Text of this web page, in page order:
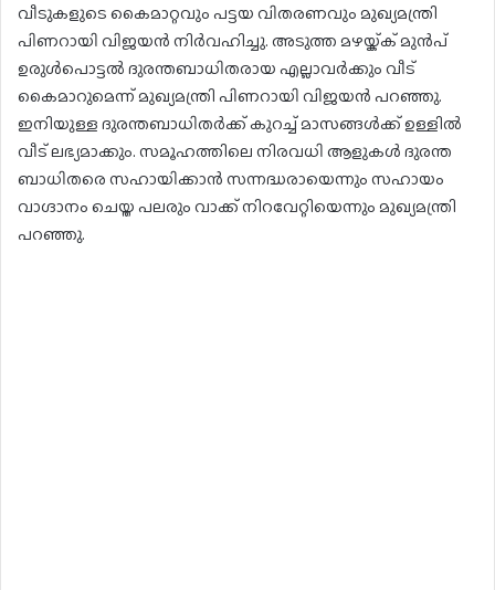
വീടുകളുടെ കൈമാറ്റവും പട്ടയ വിതരണവും മുഖ്യമന്ത്രി
പിണറായി വിജയൻ നിര്‍വഹിച്ചു. അടുത്ത മഴയ്ക്ക് മുന്‍പ്
ഉരുള്‍പൊട്ടൽ ദുരന്തബാധിതരായ എല്ലാവര്‍ക്കും വീട്
കൈമാറുമെന്ന് മുഖ്യമന്ത്രി പിണറായി വിജയൻ പറഞ്ഞു.
ഇനിയുള്ള ദുരന്തബാധിതർക്ക് കുറച്ച് മാസങ്ങൾക്ക് ഉള്ളിൽ
വീട് ലഭ്യമാക്കും. സമൂഹത്തിലെ നിരവധി ആളുകൾ ദുരന്ത
ബാധിതരെ സഹായിക്കാൻ സന്നദ്ധരായെന്നും സഹായം
വാഗ്ദാനം ചെയ്ത പലരും വാക്ക് നിറവേറ്റിയെന്നും മുഖ്യമന്ത്രി
പറഞ്ഞു.